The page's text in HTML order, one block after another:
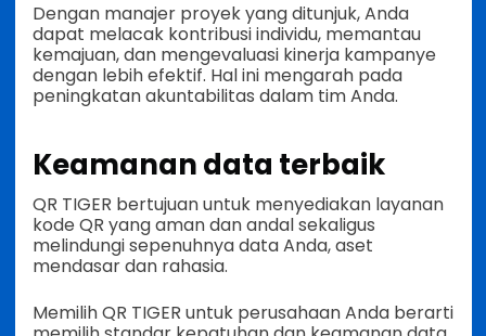
Dengan manajer proyek yang ditunjuk, Anda
dapat melacak kontribusi individu, memantau
kemajuan, dan mengevaluasi kinerja kampanye
dengan lebih efektif. Hal ini mengarah pada
peningkatan akuntabilitas dalam tim Anda.
Keamanan data terbaik
QR TIGER bertujuan untuk menyediakan layanan
kode QR yang aman dan andal sekaligus
melindungi sepenuhnya data Anda, aset
mendasar dan rahasia.
Memilih QR TIGER untuk perusahaan Anda berarti